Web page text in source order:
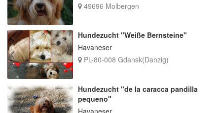
49696 Molbergen
Hundezucht "Weiße Bernsteine"
Havaneser
PL-80-008 Gdansk(Danzig)
Hundezucht "de la caracca pandilla
pequeno"
Havaneser